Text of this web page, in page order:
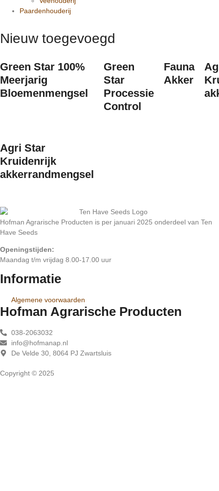
Paardenhouderij
Nieuw toegevoegd
Green Star 100%
Meerjarig
Bloemenmengsel
Green
Star
Processie
Control
Fauna
Akker
Agri Star
Kruidenrijk
akkerrandmengsel
Hofman Agrarische Producten is per januari 2025 onderdeel van Ten
Have Seeds
Openingstijden:
Maandag t/m vrijdag 8.00-17.00 uur
Informatie
Algemene voorwaarden
Hofman Agrarische Producten
038-2063032
info@hofmanap.nl
De Velde 30, 8064 PJ Zwartsluis
Copyright © 2025